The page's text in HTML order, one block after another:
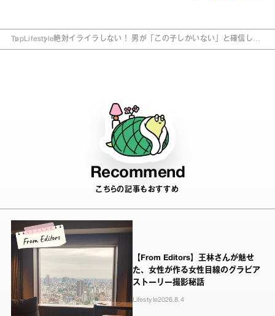
TopLifestyle絶対イライラしない！ 男が「この子しかいない」と確信した
Recommend
こちらの記事もおすすめ
【From Editors】王林さんが魅せ
た、女性が作る女性目線のグラビア
ストーリー撮影秘話
Lifestyle2026.8.4